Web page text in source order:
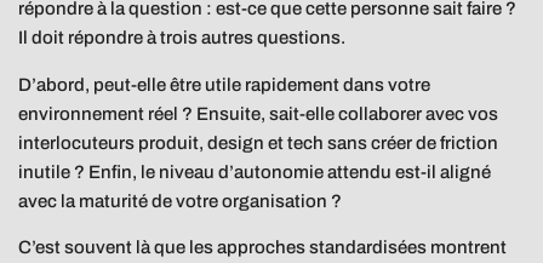
répondre à la question : est-ce que cette personne sait faire ?
Il doit répondre à trois autres questions.
D’abord, peut-elle être utile rapidement dans votre
environnement réel ? Ensuite, sait-elle collaborer avec vos
interlocuteurs produit, design et tech sans créer de friction
inutile ? Enfin, le niveau d’autonomie attendu est-il aligné
avec la maturité de votre organisation ?
C’est souvent là que les approches standardisées montrent